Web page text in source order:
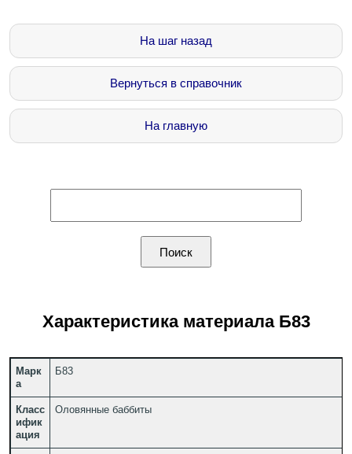
На шаг назад
Вернуться в справочник
На главную
Характеристика материала Б83
Марк
а
Б83
Класс
ифик
ация
Оловянные баббиты